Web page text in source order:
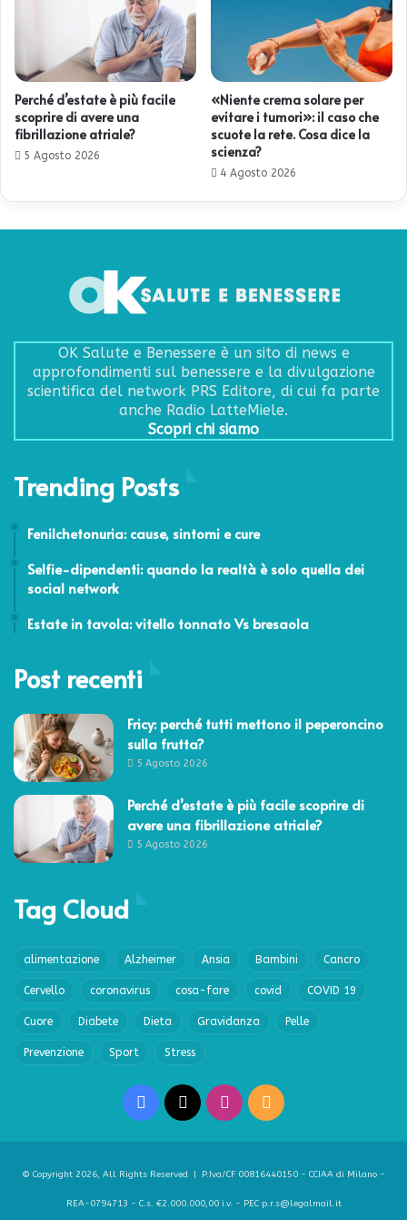
Perché d’estate è più facile
scoprire di avere una
fibrillazione atriale?
5 Agosto 2026
«Niente crema solare per
evitare i tumori»: il caso che
scuote la rete. Cosa dice la
scienza?
4 Agosto 2026
OK Salute e Benessere è un sito di news e
approfondimenti sul benessere e la divulgazione
scientifica del network PRS Editore, di cui fa parte
anche Radio LatteMiele.
Scopri chi siamo
Trending Posts
Fenilchetonuria: cause, sintomi e cure
Selfie-dipendenti: quando la realtà è solo quella dei
social network
Estate in tavola: vitello tonnato Vs bresaola
Post recenti
Fricy: perché tutti mettono il peperoncino
sulla frutta?
5 Agosto 2026
Perché d’estate è più facile scoprire di
avere una fibrillazione atriale?
5 Agosto 2026
Tag Cloud
alimentazione Alzheimer Ansia Bambini Cancro
Cervello coronavirus cosa-fare covid COVID 19
Cuore Diabete Dieta Gravidanza Pelle
Prevenzione Sport Stress
Facebook Instagram
RSS
© Copyright 2026, All Rights Reserved | P.Iva/CF 00816440150 - CCIAA di Milano -
REA-0794713 - C.s. €2.000.000,00 i.v. - PEC p.r.s@legalmail.it